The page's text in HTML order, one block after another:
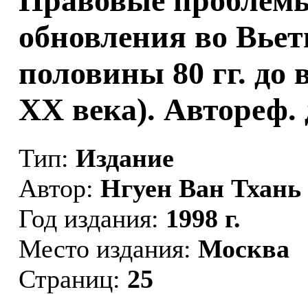
обновления во
половины 80 гг. до
XX века). Автореф.
Тип: Издание
Автор: Нгуен Ван Тхань
Год издания: 1998 г.
Место издания: Москва
Страниц: 25